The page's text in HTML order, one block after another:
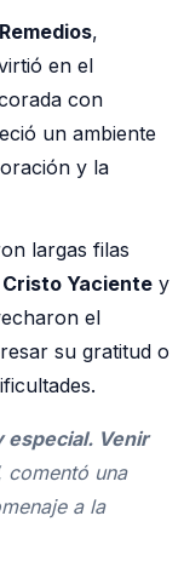
,
en el
con
un ambiente
y la
largas filas
Yaciente y
el
su gratitud o
especial. Venir
comentó una
a la